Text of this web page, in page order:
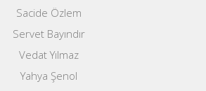
Sacide Özlem
Servet Bayındır
Vedat Yılmaz
Yahya Şenol